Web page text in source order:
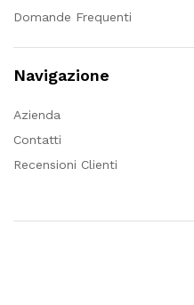
Domande Frequenti
Navigazione
Azienda
Contatti
Recensioni Clienti